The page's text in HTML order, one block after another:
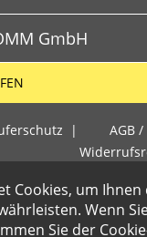
Cookies, um
Wenn
Sie der
Lieferzeiten
Zahlung mit SSL-
Schutz gegen
Bezahlen mit
GmbH
80
|
AGB /
loggen sich bitte ein
inkl.19% MwSt